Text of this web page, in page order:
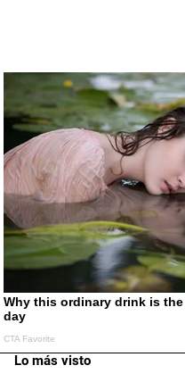
Lo más visto